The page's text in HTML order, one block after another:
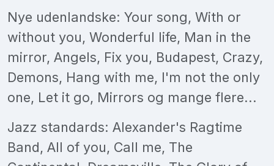
Nye udenlandske: Your song, With or
without you, Wonderful life, Man in the
mirror, Angels, Fix you, Budapest, Crazy,
Demons, Hang with me, I'm not the only
one, Let it go, Mirrors og mange flere...
Jazz standards: Alexander's Ragtime
Band, All of you, Call me, The